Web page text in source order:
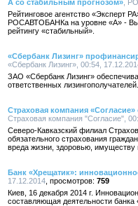
А со стабильным прогнозом» ,
Рейтинговое агентство «Эксперт
РОСАВТОБАНКа на уровне «А» -
рейтингу «стабильный».
«Сбербанк Лизинг»
«Сбербанк Лизинг», 00:54,
ЗАО «Сбербанк Лизинг»
ответственных лизингополучателей.
Страховая компания
Страховая компания "Согласие",
Северо-Кавказский филиал
обязательного страхования
вреда жизни, здоровью,
Банк «Хрещатик»:
17.12.2014
759
Киев, 16 декабря 2014 г.
составляющая деятельности банка